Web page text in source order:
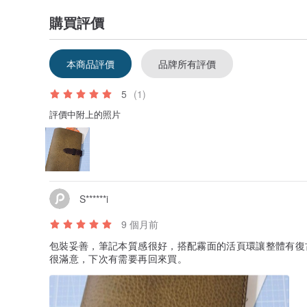
* 刻字位置示範圖（封面右下角 / 內頁左下置中）
｜質感禮盒包裝｜
購買評價
本商品評價 品牌所有評價
5 (1)
評價中附上的照片
S******i
9 個月前
包裝妥善，筆記本質感很好，搭配霧面的活頁環讓整體有復
很滿意，下次有需要再回來買。